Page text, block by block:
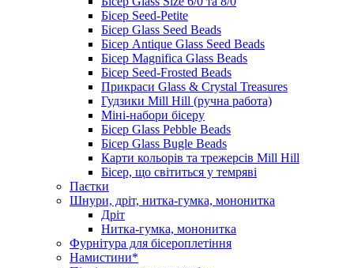
Бісер Seed-Petite
Бісер Glass Seed Beads
Бісер Antique Glass Seed Beads
Бісер Magnifica Glass Beads
Бісер Seed-Frosted Beads
Прикраси Glass & Crystal Treasures
Гудзики Mill Hill (ручна работа)
Міні-набори бісеру
Бісер Glass Pebble Beads
Бісер Glass Bugle Beads
Карти кольорів та трежерсів Mill Hill
Бісер, що світиться у темряві
Паєтки
Шнури, дріт, нитка-гумка, мононитка
Дріт
Нитка-гумка, мононитка
Фурнітура для бісероплетіння
Намистини*